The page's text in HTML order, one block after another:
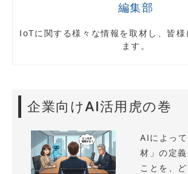
編集部
IoTに関する様々な情報を取材し、皆様
ます。
企業向けAI活用虎の巻
AIによっ
材」の定
ことを、